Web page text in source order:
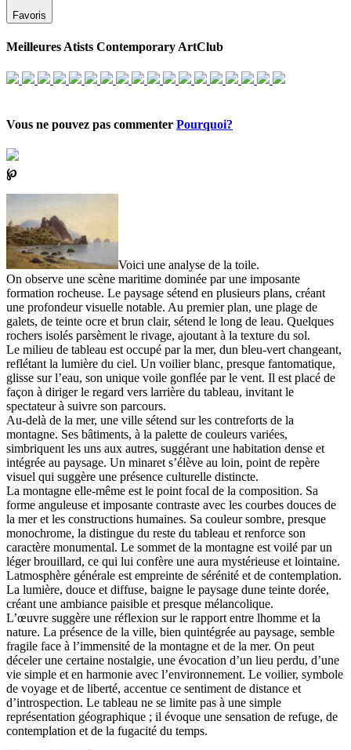
Favoris
Meilleures Atists Contemporary ArtClub
Vous ne pouvez pas commenter Pourquoi?
℘
Voici une analyse de la toile.
On observe une scène maritime dominée par une imposante
formation rocheuse. Le paysage sétend en plusieurs plans, créant
une profondeur visuelle notable. Au premier plan, une plage de
galets, de teinte ocre et brun clair, sétend le long de leau. Quelques
rochers isolés parsèment le rivage, ajoutant à la texture du sol.
Le milieu de tableau est occupé par la mer, dun bleu-vert changeant,
reflétant la lumière du ciel. Un voilier blanc, presque fantomatique,
glisse sur l’eau, son unique voile gonflée par le vent. Il est placé de
façon à diriger le regard vers larrière du tableau, invitant le
spectateur à suivre son parcours.
Au-delà de la mer, une ville sétend sur les contreforts de la
montagne. Ses bâtiments, à la palette de couleurs variées,
simbriquent les uns aux autres, suggérant une habitation dense et
intégrée au paysage. Un minaret s’élève au loin, point de repère
visuel qui suggère une présence culturelle distincte.
La montagne elle-même est le point focal de la composition. Sa
forme anguleuse et imposante contraste avec les courbes douces de
la mer et les constructions humaines. Sa couleur sombre, presque
monochrome, la distingue du reste du tableau et renforce son
caractère monumental. Le sommet de la montagne est voilé par un
léger brouillard, ce qui lui confère une aura mystérieuse et lointaine.
Latmosphère générale est empreinte de sérénité et de contemplation.
La lumière, douce et diffuse, baigne le paysage dune teinte dorée,
créant une ambiance paisible et presque mélancolique.
L’œuvre suggère une réflexion sur le rapport entre lhomme et la
nature. La présence de la ville, bien quintégrée au paysage, semble
fragile face à l’immensité de la montagne et de la mer. On peut
déceler une certaine nostalgie, une évocation d’un lieu perdu, d’une
vie simple et en harmonie avec l’environnement. Le voilier, symbole
de voyage et de liberté, accentue ce sentiment de distance et
d’introspection. Le tableau ne se limite pas à une simple
représentation géographique ; il évoque une sensation de refuge, de
contemplation et de la fugacité du temps.